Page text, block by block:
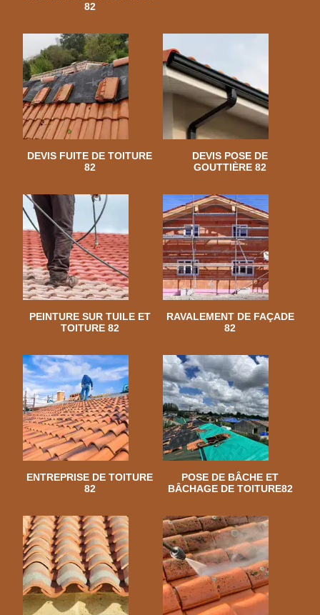
82
DEVIS FUITE DE TOITURE
82
DEVIS POSE DE
GOUTTIÈRE 82
PEINTURE SUR TUILE ET
TOITURE 82
RAVALEMENT DE FAÇADE
82
ENTREPRISE DE TOITURE
82
POSE DE BÂCHE ET
BÂCHAGE DE TOITURE82